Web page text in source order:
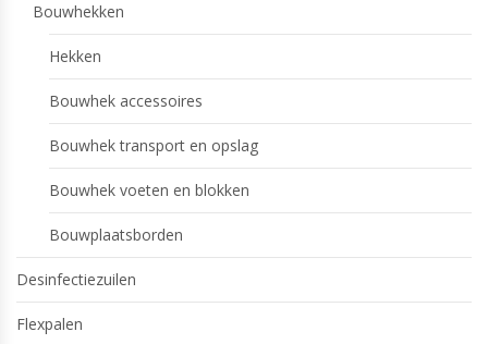
Bouwhekken
Hekken
Bouwhek accessoires
Bouwhek transport en opslag
Bouwhek voeten en blokken
Bouwplaatsborden
Desinfectiezuilen
Flexpalen